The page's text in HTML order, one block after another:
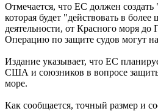
Отмечается, что ЕС должен
которая будет "действовать в более
деятельности, от Красного моря до
Операцию по защите судов могут
Издание указывает, что ЕС
США и союзников в вопросе
море.
Как сообщается, точный размер и